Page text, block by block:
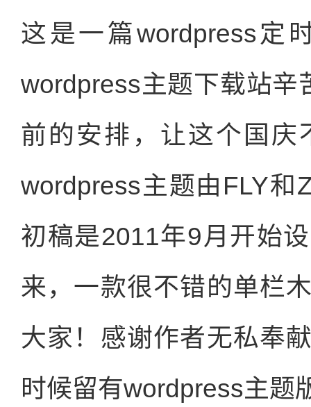
这是一篇wordpress定
wordpress主题下载站辛
前的安排，让这个国
wordpress主题由FLY和
初稿是2011年9月开始
来，一款很不错的单栏
大家！感谢作者无私奉
时候留有wordpress主题